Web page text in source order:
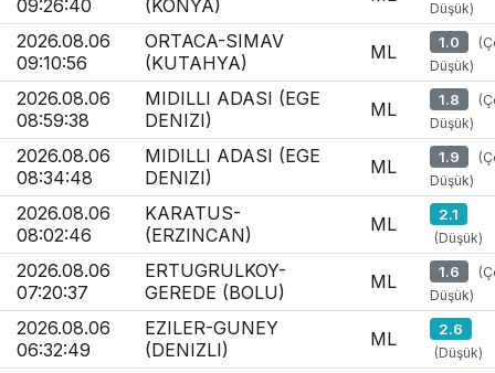
09:26:40
(KONYA)
Düşük)
2026.08.06
09:10:56
ORTACA-SIMAV
(KUTAHYA)
ML 1.0
Düşük)
2026.08.06
08:59:38
MIDILLI ADASI (EGE
DENIZI)
ML 1.8
Düşük)
2026.08.06
08:34:48
MIDILLI ADASI (EGE
DENIZI)
ML 1.9
Düşük)
2026.08.06
08:02:46
KARATUS-
(ERZINCAN)
ML 2.1
(Düşük)
2026.08.06
07:20:37
ERTUGRULKOY-
GEREDE (BOLU)
ML 1.6
Düşük)
2026.08.06
06:32:49
EZILER-GUNEY
(DENIZLI)
ML 2.6
(Düşük)